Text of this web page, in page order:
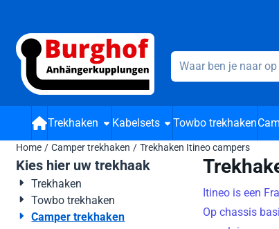
Zoeken
Trekhaken Kabelsets Towbo trekhaken
Home / Camper trekhaken / Trekhaken Itineo campers
Kies hier uw trekhaak
Trekhaken
Towbo trekhaken
Camper trekhaken
Itineo is een
Op chassis